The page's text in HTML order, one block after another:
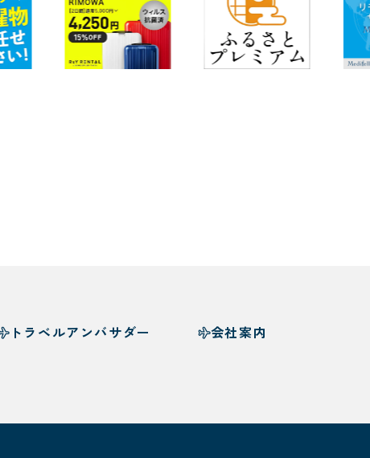
トラベルアンバサダー
会社案内